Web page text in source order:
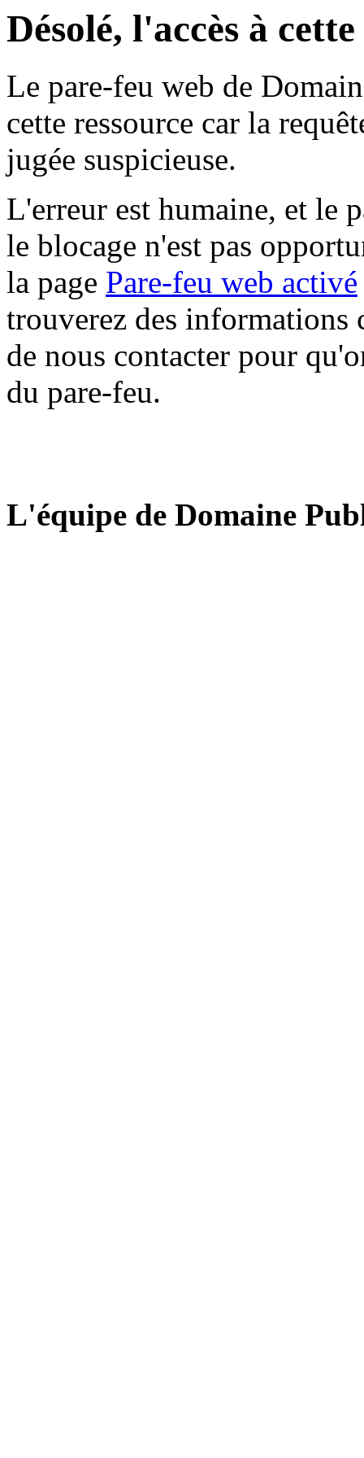
Désolé, l'accès à
Le pare-feu web de
cette ressource car la
jugée suspicieuse.
L'erreur est humaine, et le
le blocage n'est pas
la page Pare-feu web activé
trouverez des informations
de nous contacter pour
du pare-feu.
L'équipe de Domaine